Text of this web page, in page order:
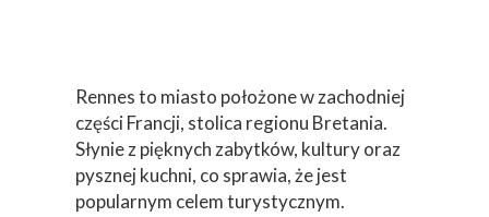
Rennes to miasto położone w zachodniej
części Francji, stolica regionu Bretania.
Słynie z pięknych zabytków, kultury oraz
pysznej kuchni, co sprawia, że jest
popularnym celem turystycznym.